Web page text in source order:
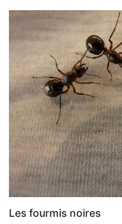
Les fourmis noires